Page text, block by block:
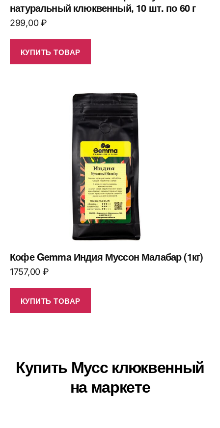
натуральный клюквенный, 10 шт. по 60 г
299,00₽
КУПИТЬ ТОВАР
Кофе Gemma Индия Муссон Малабар (1кг)
1757,00 ₽
КУПИТЬ ТОВАР
Купить Мусс клюквенный
на маркете